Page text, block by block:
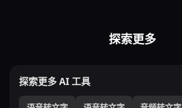
探索更多
探索更多 AI 工具